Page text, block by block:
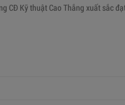
CĐ Kỹ thuật Cao Thắng xuất sắc